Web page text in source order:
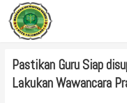
Pastikan Guru Siap
Lakukan Wawancara